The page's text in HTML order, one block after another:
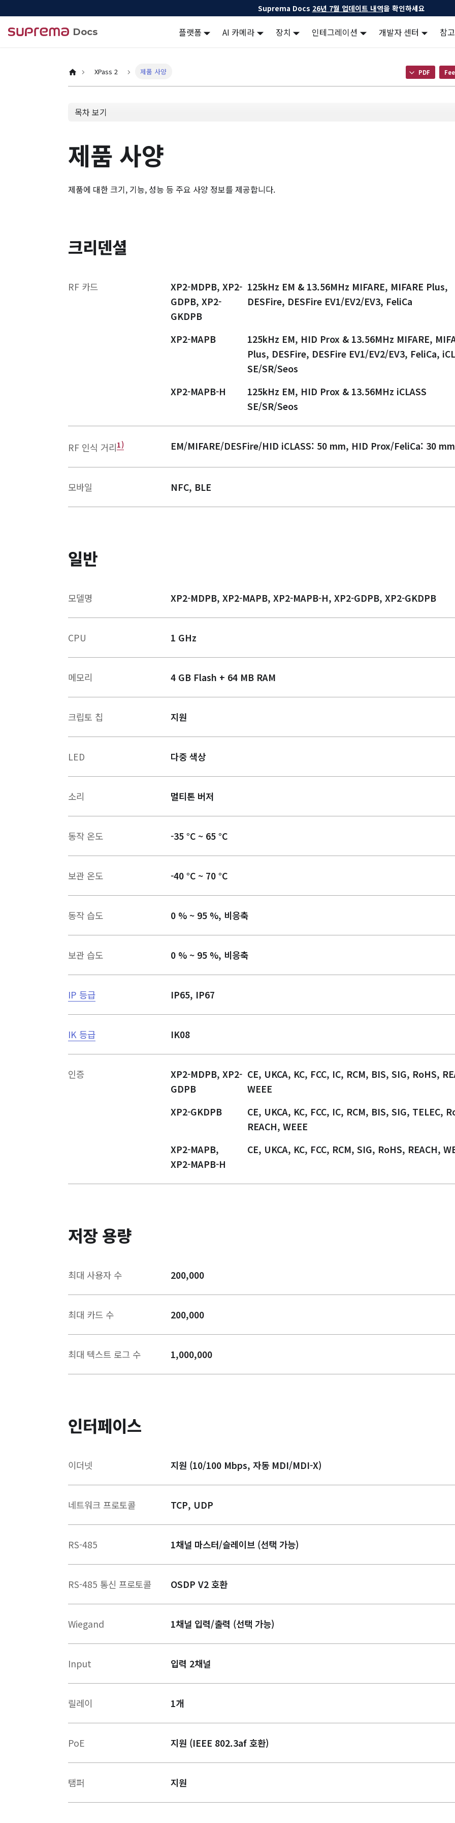
Suprema Docs 26년 7월 업데이트 내역을 확인하세요
Docs 플랫폼 AI 카메라 장치 인테그레이션 개발자 센터 참
XPass 2 제품 사양 PDF
목차 보기
제품 사양
제품에 대한 크기, 기능, 성능 등 주요 사양 정보를 제공합니다.
크리덴셜
RF 카드
XP2-MDPB, XP2-
GDPB, XP2-
GKDPB
125kHz EM & 13.56MHz MIFARE, MIFARE Plus,
DESFire, DESFire EV1/EV2/EV3, FeliCa
XP2-MAPB
125kHz EM, HID Prox & 13.56MHz MIFARE,
Plus, DESFire, DESFire EV1/EV2/EV3, FeliCa,
SE/SR/Seos
XP2-MAPB-H
125kHz EM, HID Prox & 13.56MHz iCLASS
SE/SR/Seos
RF 인식 거리 EM/MIFARE/DESFire/HID iCLASS: 50 mm, HID Prox/FeliCa: 30 mm
모바일 NFC, BLE
일반
모델명 XP2-MDPB, XP2-MAPB, XP2-MAPB-H, XP2-GDPB, XP2-GKDPB
CPU 1 GHz
메모리 4 GB Flash + 64 MB RAM
크립토 칩 지원
LED 다중 색상
소리 멀티톤 버저
동작 온도 -35 °C ~ 65 °C
보관 온도 -40 °C ~ 70 °C
동작 습도 0 % ~ 95 %, 비응축
보관 습도 0 % ~ 95 %, 비응축
IP 등급 IP65, IP67
IK 등급 IK08
인증
XP2-MDPB, XP2-
GDPB
CE, UKCA, KC, FCC, IC, RCM, BIS, SIG, RoHS,
WEEE
XP2-GKDPB
CE, UKCA, KC, FCC, IC, RCM, BIS, SIG, TELEC,
REACH, WEEE
XP2-MAPB,
XP2-MAPB-H
CE, UKCA, KC, FCC, RCM, SIG, RoHS, REACH,
저장 용량
최대 사용자 수 200,000
최대 카드 수 200,000
최대 텍스트 로그 수 1,000,000
인터페이스
이더넷 지원 (10/100 Mbps, 자동 MDI/MDI-X)
네트워크 프로토콜 TCP, UDP
RS-485 1채널 마스터/슬레이브 (선택 가능)
RS-485 통신 프로토콜 OSDP V2 호환
Wiegand 1채널 입력/출력 (선택 가능)
Input 입력 2채널
릴레이 1개
PoE 지원 (IEEE 802.3af 호환)
탬퍼 지원